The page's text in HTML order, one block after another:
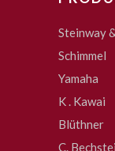
Steinway
Schimmel
Yamaha
K . Kawai
Blüthner
C.